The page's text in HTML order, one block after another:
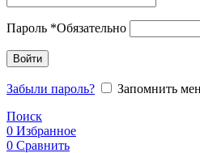
Пароль *Обязательно
Войти
Забыли пароль?
Запомнить
Поиск
0 Избранное
0 Сравнить